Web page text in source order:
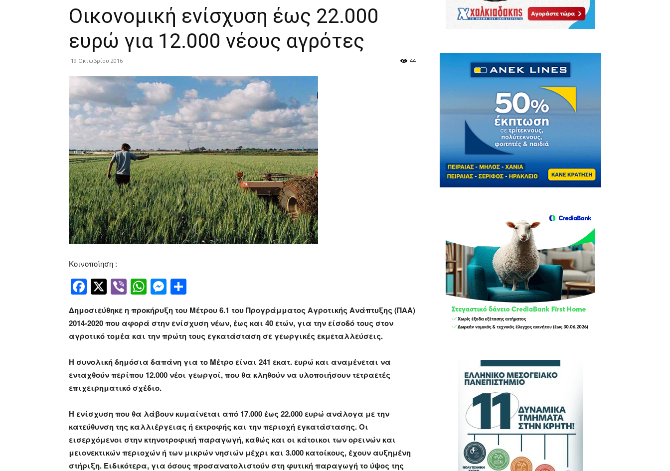
Οικονομική ενίσχυση έως 22.000
ευρώ για 12.000 νέους αγρότες
19 Οκτωβρίου 2016 44
Κοινοποίηση :
Facebook
Twitter
ViberWhatsApp
Messenger
Δημοσιεύθηκε η προκήρυξη του Μέτρου 6.1 του Προγράμματος Αγροτικής Ανάπτυξης (ΠΑΑ)
2014-2020 που αφορά στην ενίσχυση νέων, έως και 40 ετών, για την είσοδό τους στον
αγροτικό τομέα και την πρώτη τους εγκατάσταση σε γεωργικές εκμεταλλεύσεις.
Η συνολική δημόσια δαπάνη για το Μέτρο είναι 241 εκατ. ευρώ και αναμένεται να
ενταχθούν περίπου 12.000 νέοι γεωργοί, που θα κληθούν να υλοποιήσουν τετραετές
επιχειρηματικό σχέδιο.
Η ενίσχυση που θα λάβουν κυμαίνεται από 17.000 έως 22.000 ευρώ ανάλογα με την
κατεύθυνση της καλλιέργειας ή εκτροφής και την περιοχή εγκατάστασης. Οι
εισερχόμενοι στην κτηνοτροφική παραγωγή, καθώς και οι κάτοικοι των ορεινών και
μειονεκτικών περιοχών ή των μικρών νησιών μέχρι και 3.000 κατοίκους, έχουν αυξημένη
στήριξη. Ειδικότερα, για όσους προσανατολιστούν στη φυτική παραγωγή το ύψος της